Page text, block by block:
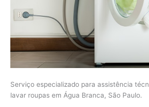
Serviço especializado para assistência
lavar roupas em Água Branca, São Paulo.